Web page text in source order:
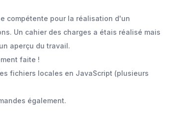
compétente pour la réalisation d'un
Un cahier des charges a étais réalisé mais
aperçu du travail.
faite !
fichiers locales en JavaScript (plusieurs
également.